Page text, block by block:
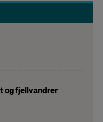
og fjellvandrer